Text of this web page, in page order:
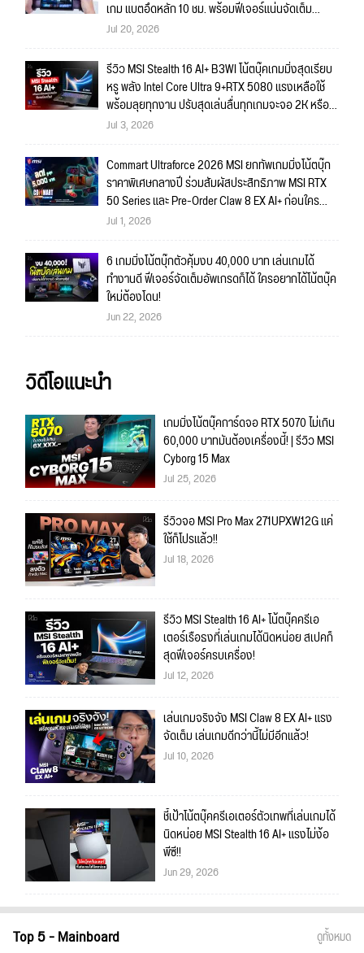
เกม แบตอึดหลัก 10 ชม. พร้อมฟีเจอร์แน่นจัดเต็ม
ถึงใจ!!
Jul 20, 2026
รีวิว MSI Stealth 16 AI+ B3WI โน้ตบุ๊คเกมมิ่งสุดเรียบ
หรู พลัง Intel Core Ultra 9+RTX 5080 แรงเหลือใช้
พร้อมลุยทุกงาน ปรับสุดเล่นลื่นทุกเกมจะจอ 2K หรือ
4K ก็สบายมาก!!
Jul 3, 2026
Commart Ultraforce 2026 MSI ยกทัพเกมมิ่งโน้ตบุ๊ก
ราคาพิเศษกลางปี ร่วมสัมผัสประสิทธิภาพ MSI RTX
50 Series และ Pre-Order Claw 8 EX AI+ ก่อนใคร
พร้อมของรางวัลเข้าร่วมกิจกรรมในงาน!
Jul 1, 2026
6 เกมมิ่งโน้ตบุ๊กตัวคุ้มงบ 40,000 บาท เล่นเกมได้
ทำงานดี ฟีเจอร์จัดเต็มอัพเกรดก็ได้ ใครอยากได้โน้ตบุ๊ค
ใหม่ต้องโดน!
Jun 22, 2026
วิดีโอแนะนำ
เกมมิ่งโน้ตบุ๊คการ์ดจอ RTX 5070 ไม่เกิน
60,000 บาทมันต้องเครื่องนี้! | รีวิว MSI
Cyborg 15 Max
Jul 25, 2026
รีวิวจอ MSI Pro Max 271UPXW12G แค่
ใช้ก็โปรแล้ว!!
Jul 18, 2026
รีวิว MSI Stealth 16 AI+ โน้ตบุ๊คครีเอ
เตอร์เรือธงที่เล่นเกมได้นิดหน่อย สเปคก็
สุดฟีเจอร์ครบเครื่อง!
Jul 12, 2026
เล่นเกมจริงจัง MSI Claw 8 EX AI+ แรง
จัดเต็ม เล่นเกมดีกว่านี้ไม่มีอีกแล้ว!
Jul 10, 2026
ชี้เป้าโน้ตบุ๊คครีเอเตอร์ตัวเทพที่เล่นเกมได้
นิดหน่อย MSI Stealth 16 AI+ แรงไม่ง้อ
พีซี!!
Jun 29, 2026
Top 5 - Mainboard ดูทั้งหมด